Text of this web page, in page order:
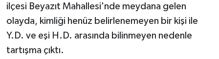
ilçesi Beyazıt Mahallesi'nde meydana gelen
olayda, kimliği henüz belirlenemeyen bir kişi ile
Y.D. ve eşi H.D. arasında bilinmeyen nedenle
tartışma çıktı.